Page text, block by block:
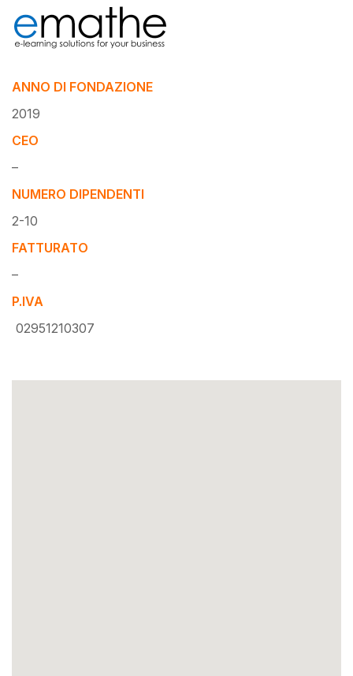
ANNO DI FONDAZIONE
2019
CEO
–
NUMERO DIPENDENTI
2-10
FATTURATO
–
P.IVA
02951210307